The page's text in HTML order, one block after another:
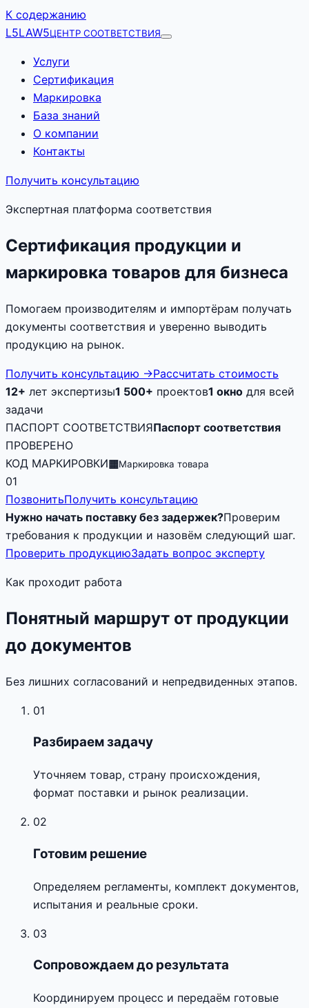
К содержанию
L5LAW5ЦЕНТР СООТВЕТСТВИЯ
Услуги
Сертификация
Маркировка
База знаний
О компании
Контакты
Получить консультацию
Экспертная платформа соответствия
Сертификация продукции и
маркировка товаров для бизнеса
Помогаем производителям и импортёрам получать
документы соответствия и уверенно выводить
продукцию на рынок.
Получить консультацию →Рассчитать стоимость
12+ лет экспертизы1 500+ проектов1 окно для всей
задачи
ПАСПОРТ СООТВЕТСТВИЯПаспорт соответствия
ПРОВЕРЕНО
КОД МАРКИРОВКИ▦Маркировка товара
01
ПозвонитьПолучить консультацию
Нужно начать поставку без задержек?Проверим
требования к продукции и назовём следующий шаг.
Проверить продукциюЗадать вопрос эксперту
Как проходит работа
Понятный маршрут от продукции
до документов
Без лишних согласований и непредвиденных этапов.
01
Разбираем задачу
Уточняем товар, страну происхождения,
формат поставки и рынок реализации.
02
Готовим решение
Определяем регламенты, комплект документов,
испытания и реальные сроки.
03
Сопровождаем до результата
Координируем процесс и передаём готовые